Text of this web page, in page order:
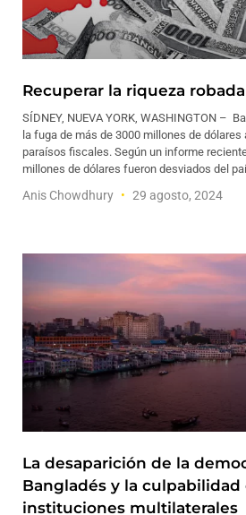
Recuperar la riqueza
SÍDNEY, NUEVA YORK, WASHINGTON –
la fuga de más de 3000 millones de
paraísos fiscales. Según un informe
millones de dólares fueron desviados del
Anis Chowdhury 29 agosto, 2024
La desaparición de la
Bangladés y la culpabilidad
instituciones multilaterales